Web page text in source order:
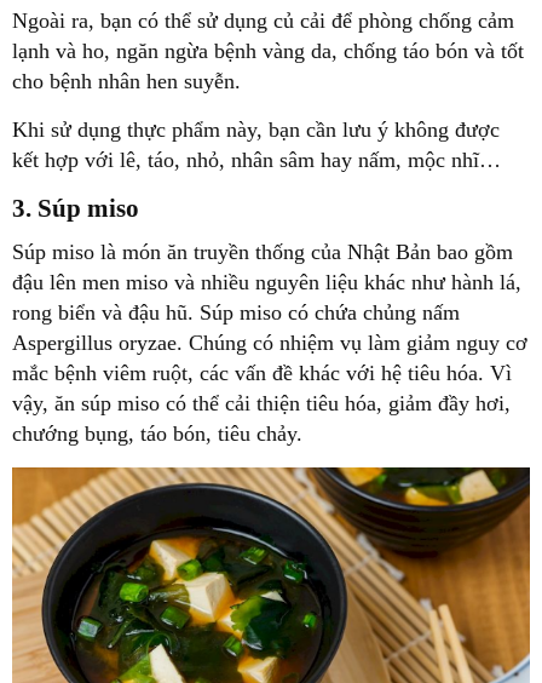
Ngoài ra, bạn có thể sử dụng củ cải để phòng chống cảm
lạnh và ho, ngăn ngừa bệnh vàng da, chống táo bón và tốt
cho bệnh nhân hen suyễn.
Khi sử dụng thực phẩm này, bạn cần lưu ý không được
kết hợp với lê, táo, nhỏ, nhân sâm hay nấm, mộc nhĩ…
3. Súp miso
Súp miso là món ăn truyền thống của Nhật Bản bao gồm
đậu lên men miso và nhiều nguyên liệu khác như hành lá,
rong biển và đậu hũ. Súp miso có chứa chủng nấm
Aspergillus oryzae. Chúng có nhiệm vụ làm giảm nguy cơ
mắc bệnh viêm ruột, các vấn đề khác với hệ tiêu hóa. Vì
vậy, ăn súp miso có thể cải thiện tiêu hóa, giảm đầy hơi,
chướng bụng, táo bón, tiêu chảy.